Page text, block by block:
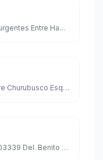
Av. Montevideo 68 , Col.tepeyac Insurgentes Entre Habana Y Talara Cp. 07020
Calz. Taxqueña 1506 , Col. Campestre Churubusco Esq. Cerro San Francisco Cp. 04200
Av. Universidad 1200 Col. Xoco C.p. 03339 Del. Benito Juarez